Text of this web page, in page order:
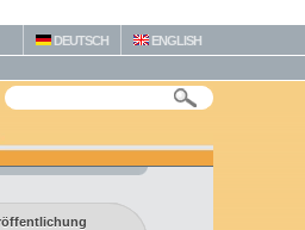
ENGLISH
DEUTSCH